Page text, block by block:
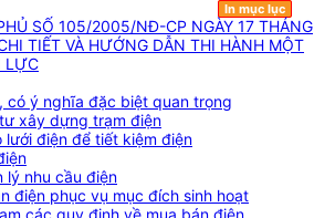
In mục lục
SỐ 105/2005/NĐ-CP NGÀY 17 THÁNG
TIẾT VÀ HƯỚNG DẪN THI HÀNH MỘT
LỰC
có ý nghĩa đặc biệt quan trọng
xây dựng trạm điện
điện để tiết kiệm điện
lý nhu cầu điện
điện phục vụ mục đích sinh hoạt
các quy định về mua bán điện